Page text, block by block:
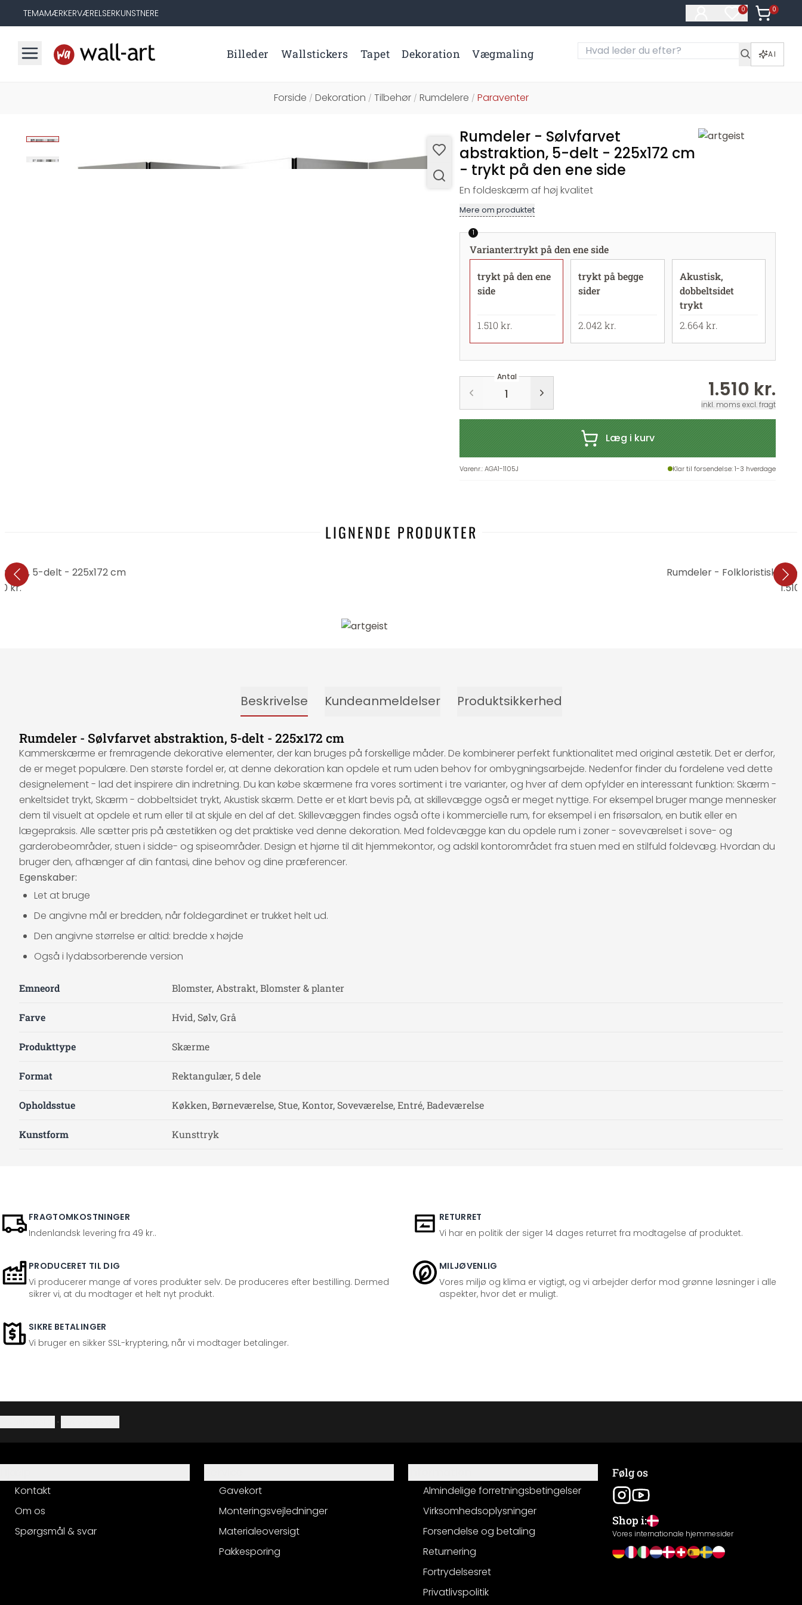
TEMAMÆRKERVÆRELSERKUNSTNERE 0
Varer på
0
Varer i
Billeder Wallstickers Tapet Dekoration Vægmaling AI
Forside / Dekoration / Tilbehør/ Rumdelere / Paraventer
Rumdeler - Sølvfarvet
abstraktion, 5-delt - 225x172 cm
- trykt på den ene side
En foldeskærm af høj kvalitet
Mere om produktet
1
Varianter:trykt på den ene side
trykt på den ene
side
1.510 kr.
trykt på begge
sider
2.042 kr.
Akustisk,
dobbeltsidet
trykt
2.664 kr.
Antal
1.510 kr.
inkl. moms excl. fragt
Læg i kurv
Varenr.:AGA1-1105J Klar til forsendelse: 1-3 hverdage
LIGNENDE PRODUKTER
, 5-delt - 225x172 cm
kr.
Rumdeler - Folkloristisk
Beskrivelse Kundeanmeldelser Produktsikkerhed
Rumdeler - Sølvfarvet abstraktion, 5-delt - 225x172 cm
Kammerskærme er fremragende dekorative elementer, der kan bruges på forskellige måder. De kombinerer perfekt funktionalitet med original æstetik. Det er derfor,
de er meget populære. Den største fordel er, at denne dekoration kan opdele et rum uden behov for ombygningsarbejde. Nedenfor finder du fordelene ved dette
designelement - lad det inspirere din indretning. Du kan købe skærmene fra vores sortiment i tre varianter, og hver af dem opfylder en interessant funktion: Skærm -
enkeltsidet trykt, Skærm - dobbeltsidet trykt, Akustisk skærm. Dette er et klart bevis på, at skillevægge også er meget nyttige. For eksempel bruger mange mennesker
dem til visuelt at opdele et rum eller til at skjule en del af det. Skillevæggen findes også ofte i kommercielle rum, for eksempel i en frisørsalon, en butik eller en
lægepraksis. Alle sætter pris på æstetikken og det praktiske ved denne dekoration. Med foldevægge kan du opdele rum i zoner - soveværelset i sove- og
garderobeområder, stuen i sidde- og spiseområder. Design et hjørne til dit hjemmekontor, og adskil kontorområdet fra stuen med en stilfuld foldevæg. Hvordan du
bruger den, afhænger af din fantasi, dine behov og dine præferencer.
Egenskaber:
Let at bruge
De angivne mål er bredden, når foldegardinet er trukket helt ud.
Den angivne størrelse er altid: bredde x højde
Også i lydabsorberende version
Emneord Blomster, Abstrakt, Blomster & planter
Farve Hvid, Sølv, Grå
Produkttype Skærme
Format Rektangulær, 5 dele
Opholdsstue Køkken, Børneværelse, Stue, Kontor, Soveværelse, Entré, Badeværelse
Kunstform Kunsttryk
FRAGTOMKOSTNINGER
Indenlandsk levering fra 49 kr..
RETURRET
Vi har en politik der siger 14 dages returret fra modtagelse af produktet.
PRODUCERET TIL DIG
Vi producerer mange af vores produkter selv. De produceres efter bestilling. Dermed
sikrer vi, at du modtager et helt nyt produkt.
MILJØVENLIG
Vores miljø og klima er vigtigt, og vi arbejder derfor mod grønne løsninger i alle
aspekter, hvor det er muligt.
SIKRE BETALINGER
Vi bruger en sikker SSL-kryptering, når vi modtager betalinger.
·
Kontakt
Om os
Spørgsmål & svar
Gavekort
Monteringsvejledninger
Materialeoversigt
Pakkesporing
Almindelige forretningsbetingelser
Virksomhedsoplysninger
Forsendelse og betaling
Returnering
Fortrydelsesret
Privatlivspolitik
Følg os
Shop i:
Vores internationale hjemmesider